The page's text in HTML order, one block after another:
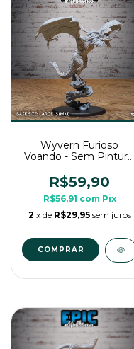
Wyvern Furioso
Voando - Sem Pintura,
Para RPG de Mesa
R$59,90
R$56,91 com Pix
2 x de R$29,95 sem juros